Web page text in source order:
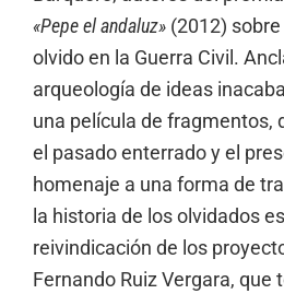
«Pepe el andaluz» (2012)
olvido en la Guerra Civil.
arqueología de ideas
una película de fragmentos,
el pasado enterrado y el
homenaje a una forma de
la historia de los olvidados
reivindicación de los
Fernando Ruiz Vergara, que